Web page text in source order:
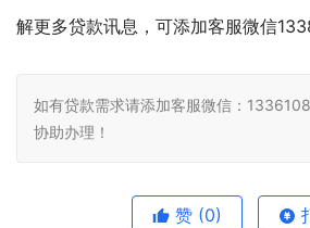
解更多贷款讯息，可添加客服微信
如有贷款需求请添加客服微信：
协助办理！
赞 (0)